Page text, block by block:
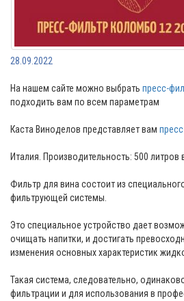
28.09.2022
На нашем сайте можно выбрать пресс-
подходить вам по всем параметрам
Каста Виноделов представляет вам
Италия. Производительность: 500 литров
Фильтр для вина состоит из
фильтрующей системы.
Это специальное устройство дает
очищать напитки, и достигать
изменения основных характеристик
Такая система, следовательно,
фильтрации и для использования в